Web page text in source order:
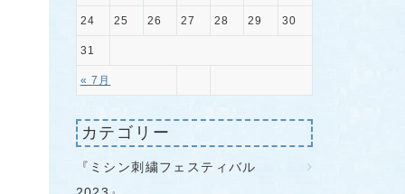
« 7月
24 25 26 27 28 29 30
31
カテゴリー
『ミシン刺繍フェスティバル